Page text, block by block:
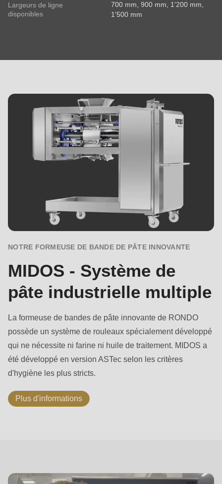
Largeurs de ligne
disponibles
700 mm, 900 mm, 1'200 mm,
1'500 mm
NOTRE FORMEUSE DE BANDE DE PÂTE INNOVANTE
MIDOS - Système de
pâte industrielle multiple
La formeuse de bandes de pâte innovante de RONDO
possède un système de rouleaux spécialement développé
qui ne nécessite ni farine ni huile de traitement. MIDOS a
été développé en version ASTec selon les critères
d'hygiène les plus stricts.
Plus d'informations